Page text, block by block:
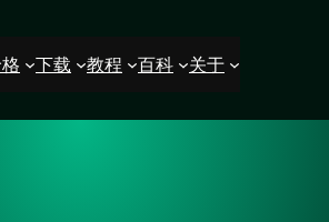
下载 教程 百科 关于